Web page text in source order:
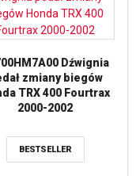
Dźwignia
zmiany biegów
TRX 400 Fourtrax
2000-2002
BESTSELLER